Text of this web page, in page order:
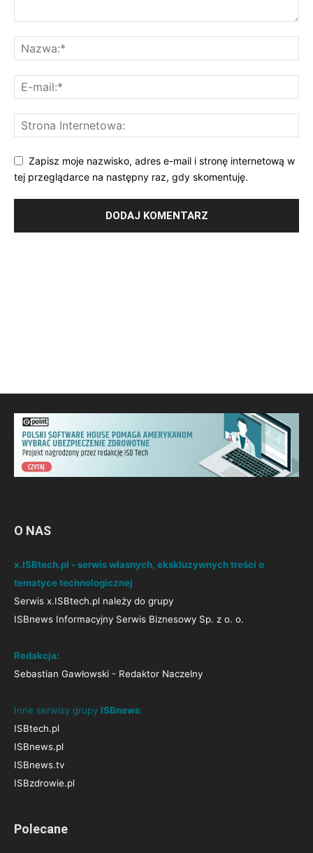
Zapisz moje nazwisko, adres e-mail i stronę internetową w
tej przeglądarce na następny raz, gdy skomentuję.
O NAS
x.ISBtech.pl - serwis własnych, ekskluzywnych treści o
tematyce technologicznej
Serwis x.ISBtech.pl należy do grupy
ISBnews Informacyjny Serwis Biznesowy Sp. z o. o.
Redakcja:
Sebastian Gawłowski - Redaktor Naczelny
Inne serwisy grupy ISBnews:
ISBtech.pl
ISBnews.pl
ISBnews.tv
ISBzdrowie.pl
Polecane